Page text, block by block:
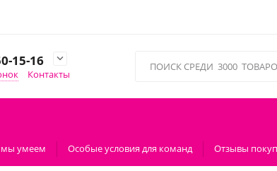
15-16

Контакты
мы умеем Особые условия для команд Отзывы